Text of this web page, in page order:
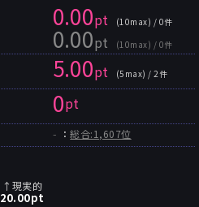
0.00pt (10max) / 0件
0.00pt (10max) / 0件
5.00pt (5max) / 2件
0pt
- ：総合:1,607位
↑現実的
20.00pt